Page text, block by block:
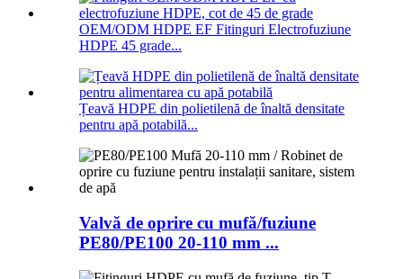
OEM/ODM HDPE EF Fitinguri Electrofuziune
HDPE 45 grade...
Țeavă HDPE din polietilenă de înaltă densitate
pentru apă potabilă...
Valvă de oprire cu mufă/fuziune
PE80/PE100 20-110 mm ...